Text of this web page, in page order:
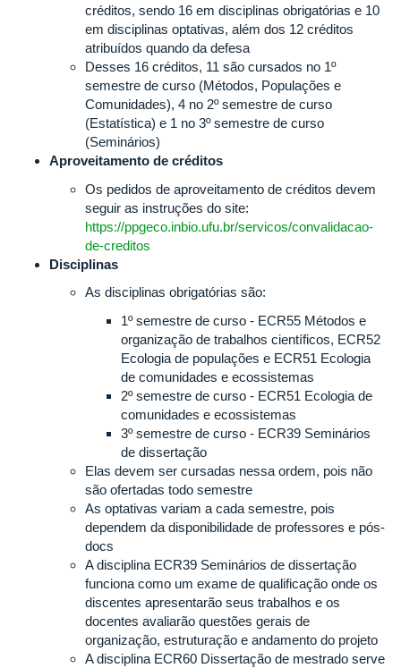
créditos, sendo 16 em disciplinas obrigatórias e 10
em disciplinas optativas, além dos 12 créditos
atribuídos quando da defesa
Desses 16 créditos, 11 são cursados no 1º
semestre de curso (Métodos, Populações e
Comunidades), 4 no 2º semestre de curso
(Estatística) e 1 no 3º semestre de curso
(Seminários)
Aproveitamento de créditos
Os pedidos de aproveitamento de créditos devem
seguir as instruções do site:
https://ppgeco.inbio.ufu.br/servicos/convalidacao-
de-creditos
Disciplinas
As disciplinas obrigatórias são:
1º semestre de curso - ECR55 Métodos e
organização de trabalhos científicos, ECR52
Ecologia de populações e ECR51 Ecologia
de comunidades e ecossistemas
2º semestre de curso - ECR51 Ecologia de
comunidades e ecossistemas
3º semestre de curso - ECR39 Seminários
de dissertação
Elas devem ser cursadas nessa ordem, pois não
são ofertadas todo semestre
As optativas variam a cada semestre, pois
dependem da disponibilidade de professores e pós-
docs
A disciplina ECR39 Seminários de dissertação
funciona como um exame de qualificação onde os
discentes apresentarão seus trabalhos e os
docentes avaliarão questões gerais de
organização, estruturação e andamento do projeto
A disciplina ECR60 Dissertação de mestrado serve